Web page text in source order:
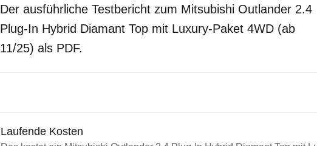
Der ausführliche Testbericht zum Mitsubishi Outlander 2.4
Plug-In Hybrid Diamant Top mit Luxury-Paket 4WD (ab
11/25) als PDF.
Laufende Kosten